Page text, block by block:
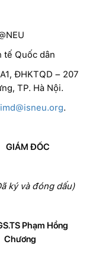
tế Quốc dân
ĐHKTQD – 207
TP. Hà Nội.
.
GIÁM ĐỐC
ký và đóng dấu)
Phạm Hồng
Chương